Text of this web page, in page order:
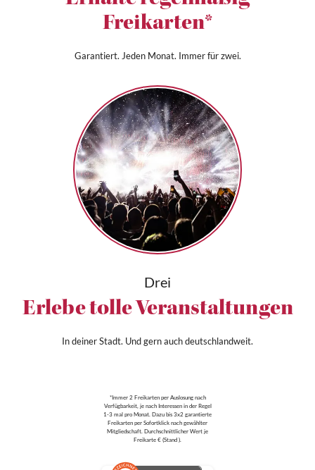
Freikarten*
Garantiert. Jeden Monat. Immer für zwei.
Drei
Erlebe tolle Veranstaltungen
In deiner Stadt. Und gern auch deutschlandweit.
*Immer 2 Freikarten per Auslosung nach
Verfügbarkeit, je nach Interessen in der Regel
1-3 mal pro Monat. Dazu bis 3x2 garantierte
Freikarten per Sofortklick nach gewählter
Mitgliedschaft. Durchschnittlicher Wert je
Freikarte € (Stand ).